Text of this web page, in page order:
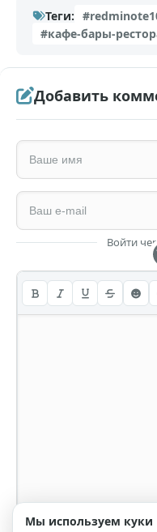
Теги:
#кафе-бары-
Добавить
Войти
Мы используем куки